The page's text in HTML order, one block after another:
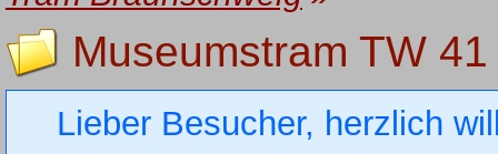
Museumstram TW 41
Lieber Besucher, herzlich